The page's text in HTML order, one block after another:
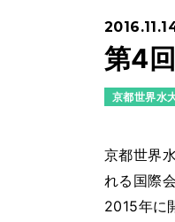
第4
京都世界水
京都世界
れる国際
2015年に